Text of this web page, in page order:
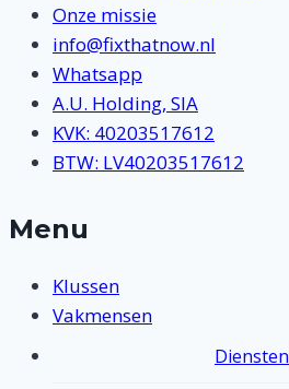
Onze missie
info@fixthatnow.nl
Whatsapp
A.U. Holding, SIA
KVK: 40203517612
BTW: LV40203517612
Menu
Klussen
Vakmensen
Diensten